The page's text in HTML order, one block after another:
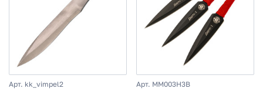
Арт. kk_vimpel2 Арт. MM003H3B